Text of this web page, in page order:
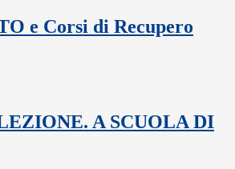
e Corsi di Recupero
A SCUOLA DI